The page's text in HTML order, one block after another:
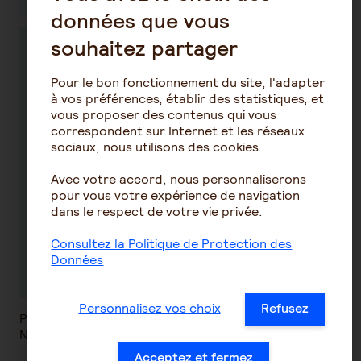
Si vous résidez dans les départements suivants
cliquez sur le lien ci-dessous :
Haut de France : 62,59,80,60,02
Grand est : 08,55,51,52,10,57,54,67,68,88
Bourgogne Franche Comté :
89,21,70,25,39,71,58,90
Occitanie :
46,82,32,65,31,09,66,11,34,81,12,48,30
Nouvelle aquitaine :
Me faire rappeler par Siel Bleu
Programme financé par AG2R Agirc-Arrco
Nombre de places limité, sous réserve d'éligibilité.
données que vous
souhaitez partager
Pour le bon fonctionnement du site, l'adapter
à vos préférences, établir des statistiques, et
vous proposer des contenus qui vous
correspondent sur Internet et les réseaux
sociaux, nous utilisons des cookies.
Avec votre accord, nous personnaliserons
pour vous votre expérience de navigation
dans le respect de votre vie privée.
Consultez la Politique de Protection des
Données
Personnalisez vos choix Refusez
Acceptez et fermez